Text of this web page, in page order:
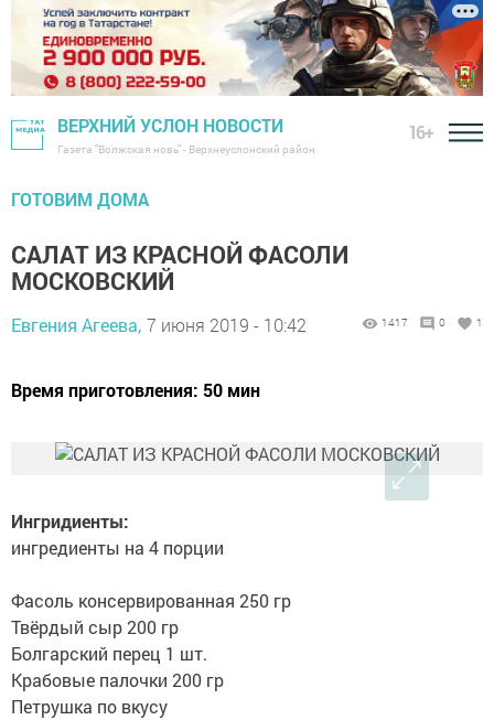
ВЕРХНИЙ УСЛОН НОВОСТИ
Газета "Волжская новь" - Верхнеуслонский район
16+
ГОТОВИМ ДОМА
САЛАТ ИЗ КРАСНОЙ ФАСОЛИ
МОСКОВСКИЙ
Евгения Агеева, 7 июня 2019 - 10:42 1417 0 1
Время приготовления: 50 мин
Ингридиенты:
ингредиенты на 4 порции
Фасоль консервированная 250 гр
Твёрдый сыр 200 гр
Болгарский перец 1 шт.
Крабовые палочки 200 гр
Петрушка по вкусу